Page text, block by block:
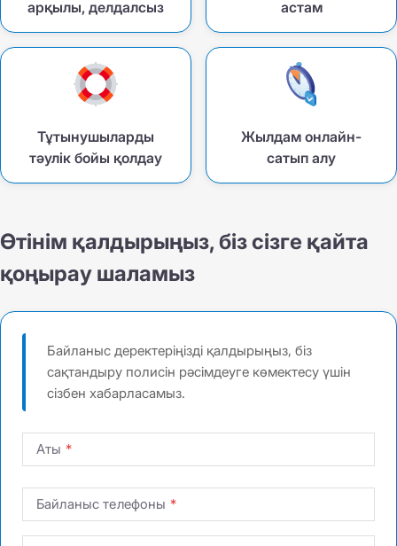
арқылы, делдалсыз
астам
Тұтынушыларды
тәулік бойы қолдау
Жылдам онлайн-
сатып алу
Өтінім қалдырыңыз, біз сізге қайта
қоңырау шаламыз
Байланыс деректеріңізді қалдырыңыз, біз
сақтандыру полисін рәсімдеуге көмектесу үшін
сізбен хабарласамыз.
Аты
Байланыс телефоны